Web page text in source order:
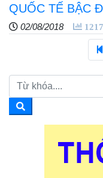
QUỐC TẾ BẬC
02/08/2018 1217